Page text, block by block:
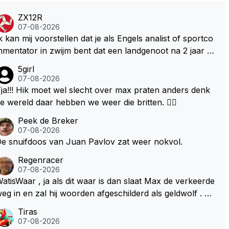
ZX12R
07-08-2026
kan mij voorstellen dat je als Engels analist of sportco
in zwijm bent dat een landgenoot na 2 jaar w
je best een gat in de lucht springen. Zij die Max Vers
aanhangen hebben het dan een stuk beter voore
Vanaf 2021 is de stand van overwinningen tot op h
als ware Masai. Al een heel poosje.
5girl
07-08-2026
Hik moet wel slecht over max praten anders denk
wereld daar hebben we weer die britten. 🤷‍♀️
Peek de Breker
07-08-2026
snuifdoos van Juan Pavlov zat weer nokvol.
Regenracer
07-08-2026
, ja als dit waar is dan slaat Max de verkeerde
in en zal hij woorden afgeschilderd als geldwolf . Hij
worden gesteld .
Tiras
07-08-2026